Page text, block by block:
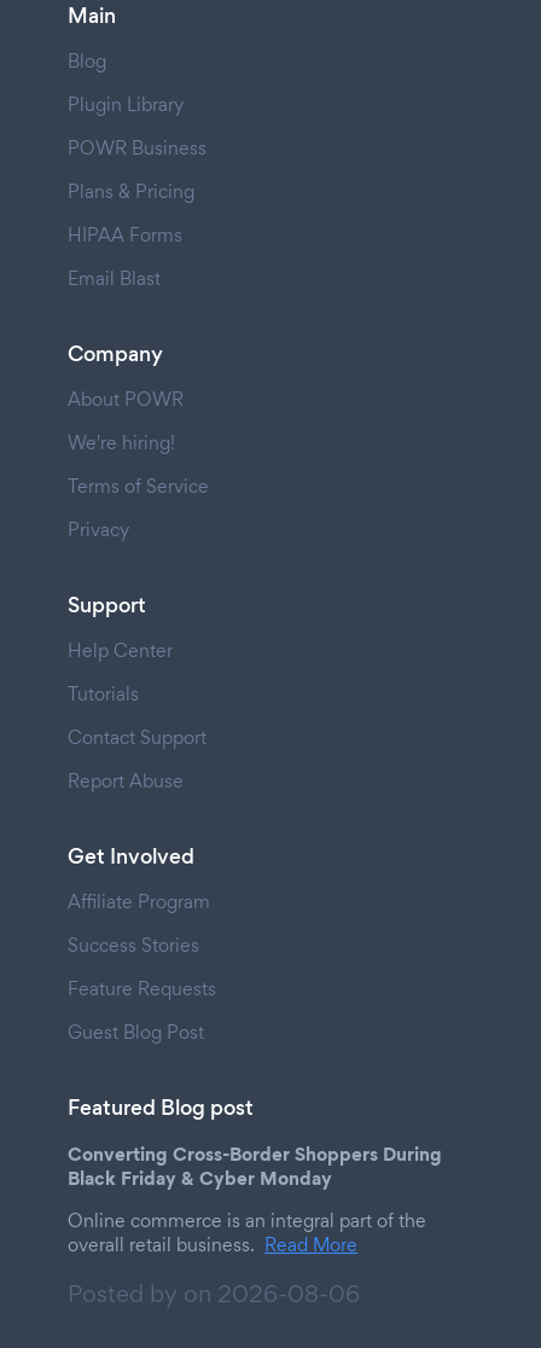
Main
Blog
Plugin Library
POWR Business
Plans & Pricing
HIPAA Forms
Email Blast
Company
About POWR
We're hiring!
Terms of Service
Privacy
Support
Help Center
Tutorials
Contact Support
Report Abuse
Get Involved
Affiliate Program
Success Stories
Feature Requests
Guest Blog Post
Featured Blog post
Converting Cross-Border Shoppers During
Black Friday & Cyber Monday
Online commerce is an integral part of the
overall retail business. Read More
Posted by on 2026-08-06